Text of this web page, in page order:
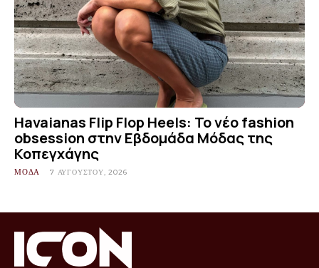
Havaianas Flip Flop Heels: Το νέο fashion
obsession στην Εβδομάδα Μόδας της
Κοπεγχάγης
ΜΟΔΑ 7 ΑΥΓΟΎΣΤΟΥ, 2026